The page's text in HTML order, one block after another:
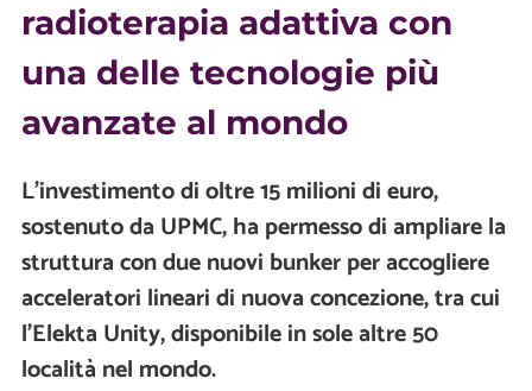
radioterapia adattiva con
una delle tecnologie più
avanzate al mondo
L'investimento di oltre 15 milioni di euro,
sostenuto da UPMC, ha permesso di ampliare la
struttura con due nuovi bunker per accogliere
acceleratori lineari di nuova concezione, tra cui
l'Elekta Unity, disponibile in sole altre 50
località nel mondo.